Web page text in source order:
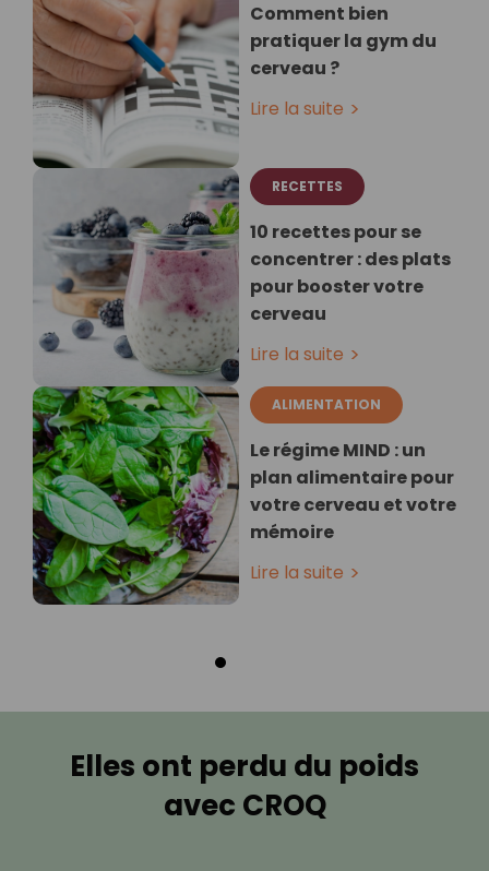
Comment bien
pratiquer la gym du
cerveau ?
Lire la suite
RECETTES
10 recettes pour se
concentrer : des plats
pour booster votre
cerveau
Lire la suite
ALIMENTATION
Le régime MIND : un
plan alimentaire pour
votre cerveau et votre
mémoire
Lire la suite
Elles ont perdu du poids
avec CROQ